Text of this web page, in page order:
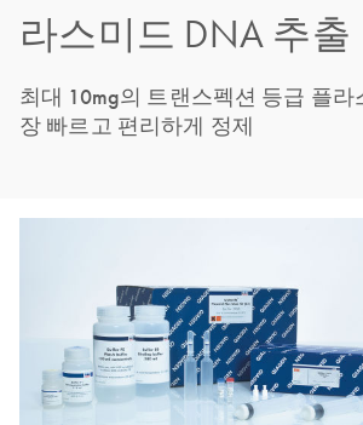
라스미드 DNA 추출
최대 10mg의 트랜스펙션 등급 플
장 빠르고 편리하게 정제